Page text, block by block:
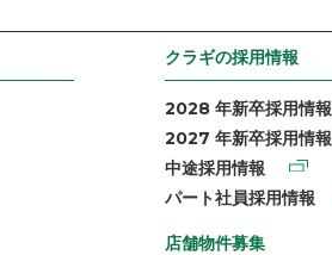
クラギの採用情報
2028 年新卒採用情報
2027 年新卒採用情報
中途採用情報
パート社員採用情報
店舗物件募集